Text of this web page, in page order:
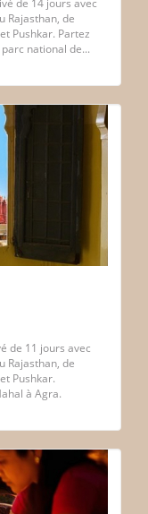
de 14 jours avec
Rajasthan, de
Pushkar. Partez
national de...
de 11 jours avec
Rajasthan, de
Pushkar.
à Agra.